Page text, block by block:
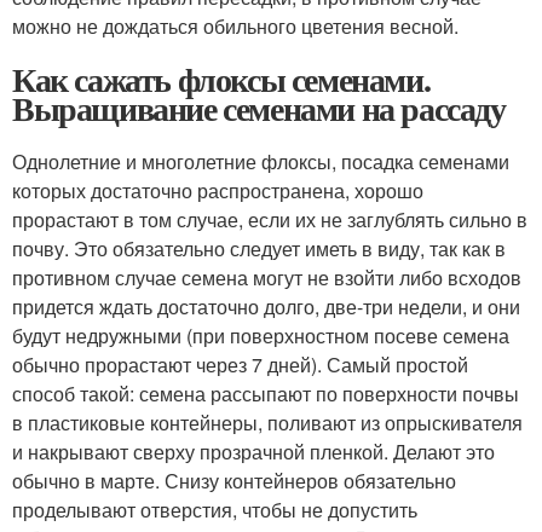
можно не дождаться обильного цветения весной.
Как сажать флоксы семенами.
Выращивание семенами на рассаду
Однолетние и многолетние флоксы, посадка семенами
которых достаточно распространена, хорошо
прорастают в том случае, если их не заглублять сильно в
почву. Это обязательно следует иметь в виду, так как в
противном случае семена могут не взойти либо всходов
придется ждать достаточно долго, две-три недели, и они
будут недружными (при поверхностном посеве семена
обычно прорастают через 7 дней). Самый простой
способ такой: семена рассыпают по поверхности почвы
в пластиковые контейнеры, поливают из опрыскивателя
и накрывают сверху прозрачной пленкой. Делают это
обычно в марте. Снизу контейнеров обязательно
проделывают отверстия, чтобы не допустить